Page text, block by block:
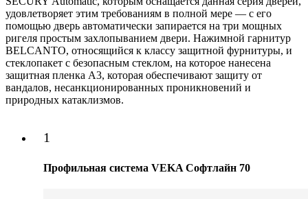
удовлетворяет этим требованиям в полной мере — с его
помощью дверь автоматически запирается на три мощных
ригеля простым захлопыванием двери. Нажимной гарнитур
BELCANTO, относящийся к классу защитной фурнитуры, и
стеклопакет с безопасным стеклом, на которое нанесена
защитная пленка А3, которая обеспечивают защиту от
вандалов, несанкционированных проникновений и
природных катаклизмов.
1
Профильная система VEKA Софтлайн 70